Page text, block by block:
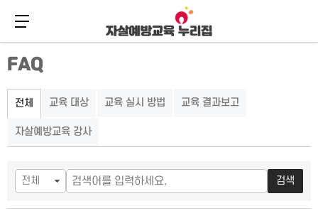
주
메
뉴
바
본
문
바
로
메뉴 버튼
FAQ
전체 교육 대상 교육 실시 방법 교육 결과보고
자살예방교육 강사
검색